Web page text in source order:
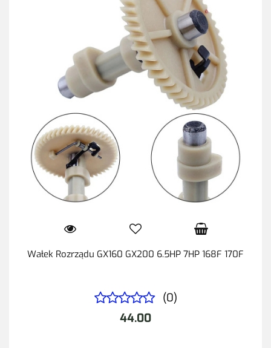
Wałek Rozrządu GX160 GX200 6.5HP 7HP 168F 170F
(0)
44.00